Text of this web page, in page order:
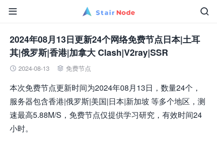


2024年08月13日更新24个网络免费节点日本|土耳
其|俄罗斯|香港|加拿大 Clash|V2ray|SSR
 2024-08-13  免费节点
本次免费节点更新时间为2024年08月13日，数量24个，
服务器包含香港|俄罗斯|美国|日本|新加坡 等多个地区，测
速最高5.88M/S，免费节点仅提供学习研究，有效时间24
小时。